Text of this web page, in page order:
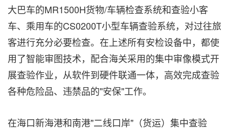
大巴车的MR1500H货物/车辆检查系统和查验小客
车、乘用车的CS0200T小型车辆查验系统，对过往旅
客进行充分必要检查。在上述所有安检设备中，都使
用了智能审图技术，配合海关采用的集中审像模式开
展查验作业，从软件到硬件联通一体，高效完成查验
各种危险品、违禁品的"安保"工作。
在海口新海港和南港"二线口岸"（货运）集中查验